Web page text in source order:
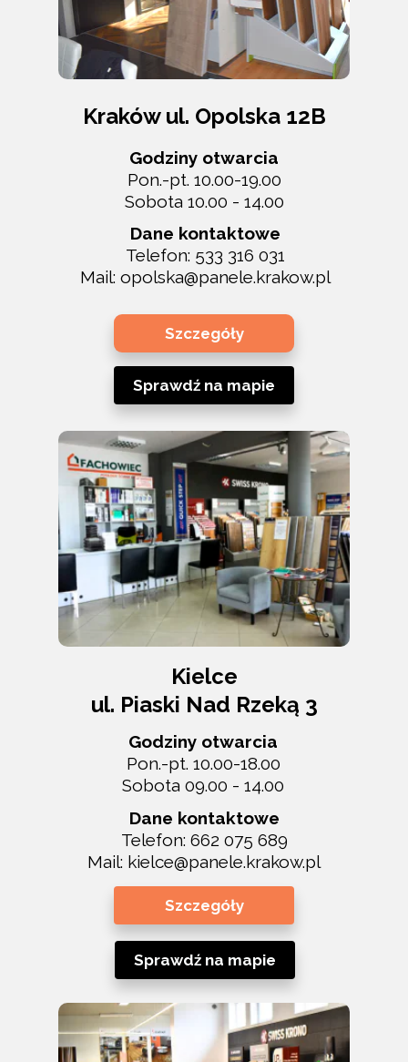
Kraków ul. Opolska 12B
Kielce
ul. Piaski Nad Rzeką 3
Godziny otwarcia
Pon.-pt. 10.00-19.00
Sobota 10.00 - 14.00
Dane kontaktowe
Telefon: 533 316 031
Mail: opolska@panele.krakow.pl
Szczegóły
Sprawdź na mapie
Godziny otwarcia
Pon.-pt. 10.00-18.00
Sobota 09.00 - 14.00
Dane kontaktowe
Telefon: 662 075 689
Mail: kielce@panele.krakow.pl
Szczegóły
Sprawdź na mapie